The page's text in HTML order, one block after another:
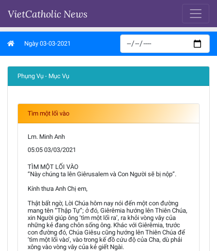
VietCatholic News
Ngày 03-03-2021
Phụng Vụ - Mục Vụ
Tìm một lối vào
Lm. Minh Anh
05:05 03/03/2021
TÌM MỘT LỐI VÀO
“Này chúng ta lên Giêrusalem và Con Người sẽ bị nộp”.
Kính thưa Anh Chị em,
Thật bất ngờ, Lời Chúa hôm nay nói đến một con đường
mang tên “Thập Tự”; ở đó, Giêrêmia hướng lên Thiên Chúa,
xin Người giúp ông ‘tìm một lối ra’, ra khỏi vòng vây của
những kẻ đang chôn sống ông. Khác với Giêrêmia, trước
con đường đó, Chúa Giêsu cũng hướng lên Thiên Chúa để
‘tìm một lối vào’, vào trong kế đồ cứu độ của Cha, dù phải
xông vào vòng vây của kẻ giết Ngài.